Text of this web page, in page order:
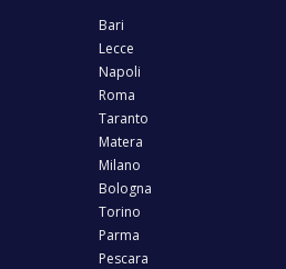
Bari
Lecce
Napoli
Roma
Taranto
Matera
Milano
Bologna
Torino
Parma
Pescara